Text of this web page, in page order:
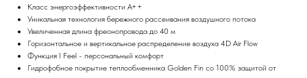
Класс энергоэффективности А++
Уникальная технология бережного рассеивания воздушного потока
Увеличенная длина фреонопровода до 40 м
Горизонтальное и вертикальное распределение воздуха 4D Air Flow
Функция I Feel - персональный комфорт
Гидрофобное покрытие теплообменника Golden Fin со 100% защитой от